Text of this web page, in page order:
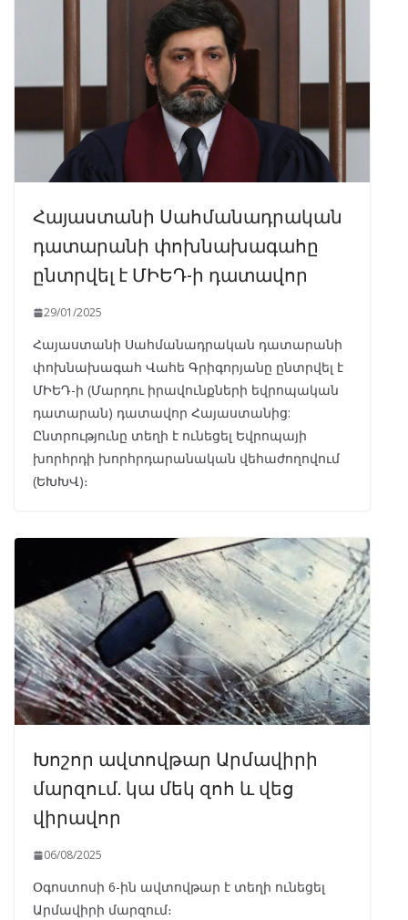
Հայաստանի Սահմանադրական
դատարանի փոխնախագահը
ընտրվել է ՄԻԵԴ-ի դատավոր
29/01/2025
Հայաստանի Սահմանադրական դատարանի
փոխնախագահ Վահե Գրիգորյանը ընտրվել է
ՄԻԵԴ-ի (Մարդու իրավունքների եվրոպական
դատարան) դատավոր Հայաստանից:
Ընտրությունը տեղի է ունեցել Եվրոպայի
խորհրդի խորհրդարանական վեհաժողովում
(ԵԽԽՎ)։
Խոշոր ավտովթար Արմավիրի
մարզում. կա մեկ զոհ և վեց
վիրավոր
06/08/2025
Օգոստոսի 6-ին ավտովթար է տեղի ունեցել
Արմավիրի մարզում։